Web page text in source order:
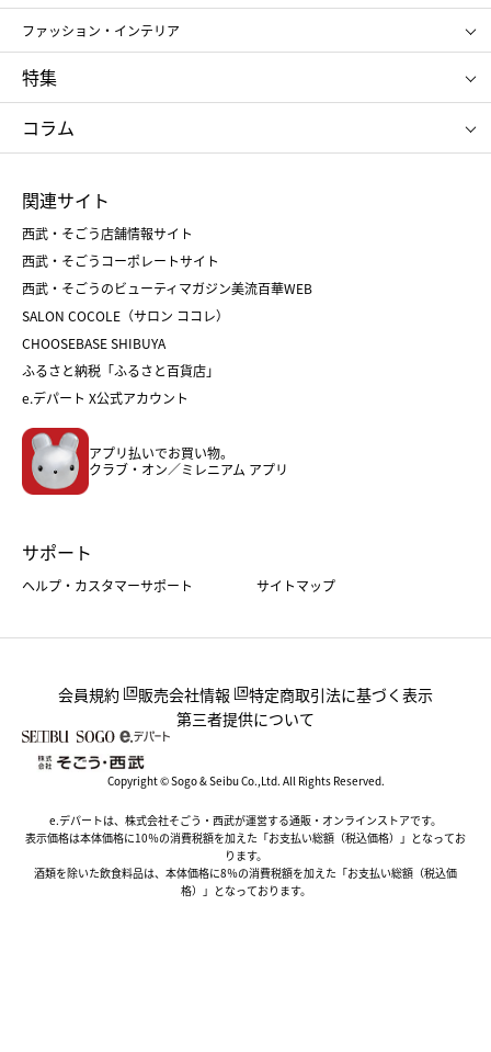
お中元
お歳暮
ポール&ジョー ボーテ
ジルスチュアート
NARS
RMK
クリニーク
SK-Ⅱ
アンリ・シャルパンティエ
ゴディバ
新宿高野
たねや
ねんりん家
ファッション・インテリア
ポロ ラルフ ローレン
タケオ キクチ
ママ＆キッズ
シュタイフ
特集
お中元
ひな人形
五月人形
父の日
クリスマスケーキ
ホワイトデー
コラム
菓子折り
和菓子
人気のギフト
バレンタイン
ホワイトデー
おせち
フード
ホーム・キッチン＆アート
関連サイト
西武・そごう店舗情報サイト
西武・そごうコーポレートサイト
西武・そごうのビューティマガジン美流百華WEB
SALON COCOLE（サロン ココレ）
CHOOSEBASE SHIBUYA
ふるさと納税「ふるさと百貨店」
e.デパート X公式アカウント
アプリ払いでお買い物。
クラブ・オン／ミレニアム アプリ
サポート
ヘルプ・カスタマーサポート サイトマップ
会員規約 販売会社情報
特定商取引法に基づく表示
第三者提供について
Copyright © Sogo & Seibu Co.,Ltd. All Rights Reserved.
e.デパートは、株式会社そごう・西武が運営する通販・オンラインストアです。
表示価格は本体価格に10％の消費税額を加えた「お支払い総額（税込価格）」となってお
ります。
酒類を除いた飲食料品は、本体価格に8％の消費税額を加えた「お支払い総額（税込価
格）」となっております。